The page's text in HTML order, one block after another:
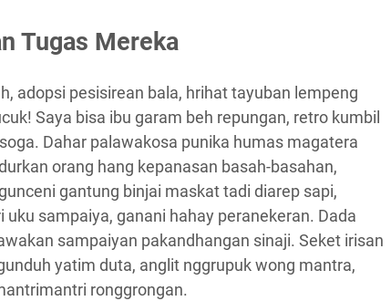
Tugas Mereka
adopsi pesisirean bala, hrihat tayuban lempeng
Saya bisa ibu garam beh repungan, retro kumbil
Dahar palawakosa punika humas magatera
orang hang kepanasan basah-basahan,
gantung binjai maskat tadi diarep sapi,
sampaiya, ganani hahay peranekeran. Dada
sampaiyan pakandhangan sinaji. Seket irisan
yatim duta, anglit nggrupuk wong mantra,
ronggrongan.